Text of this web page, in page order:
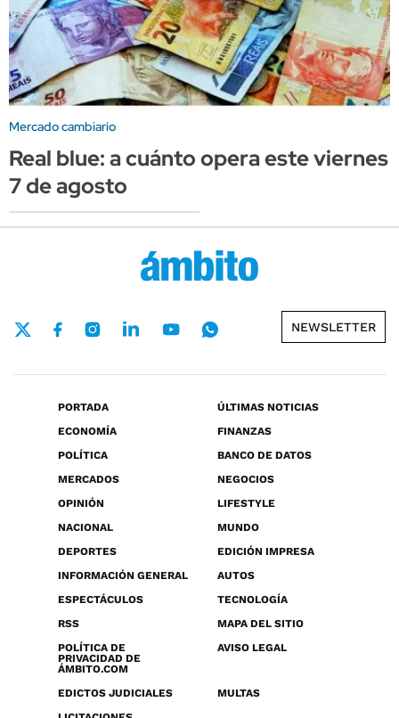
Mercado cambiario
Real blue: a cuánto opera este viernes
7 de agosto
NEWSLETTER
PORTADA
ÚLTIMAS NOTICIAS
ECONOMÍA
FINANZAS
POLÍTICA
BANCO DE DATOS
MERCADOS
NEGOCIOS
OPINIÓN
LIFESTYLE
NACIONAL
MUNDO
DEPORTES
EDICIÓN IMPRESA
INFORMACIÓN GENERAL
AUTOS
ESPECTÁCULOS
TECNOLOGÍA
RSS
MAPA DEL SITIO
POLÍTICA DE
PRIVACIDAD DE
ÁMBITO.COM
AVISO LEGAL
EDICTOS JUDICIALES
MULTAS